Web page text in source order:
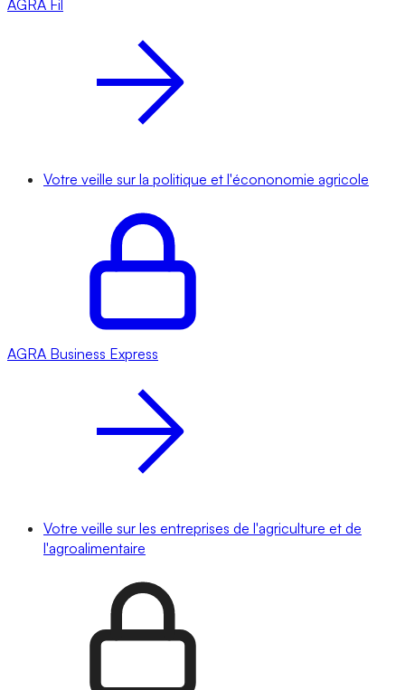
AGRA Fil
Votre veille sur la politique et l'écononomie agricole
AGRA Business Express
Votre veille sur les entreprises de l'agriculture et de
l'agroalimentaire